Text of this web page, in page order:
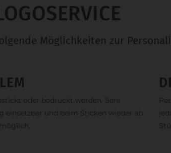
Möglichkeiten zur
oder bedruckt werden. Sehr
einsetzbar und beim Sticken wieder ab